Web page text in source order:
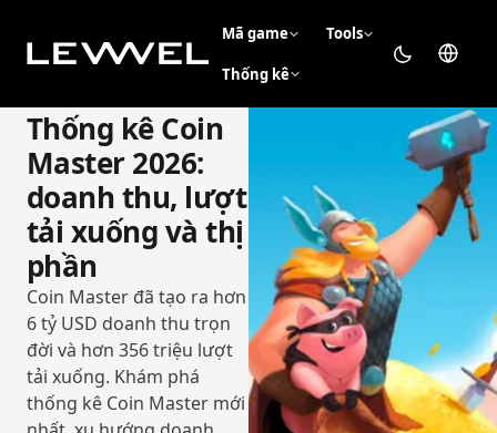
Mã game Tools
Thống kê
Thống kê Coin
Master 2026:
doanh thu, lượt
tải xuống và thị
phần
Coin Master đã tạo ra hơn
6 tỷ USD doanh thu trọn
đời và hơn 356 triệu lượt
tải xuống. Khám phá
thống kê Coin Master mới